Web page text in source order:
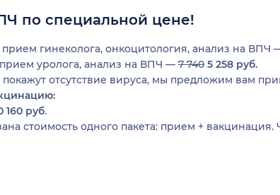
по специальной цене!
гинеколога, онкоцитология, анализ на ВПЧ
уролога, анализ на ВПЧ — 7 740 5 258 руб.
покажут отсутствие вируса, мы предложим вам
160 руб.
стоимость одного пакета: прием +